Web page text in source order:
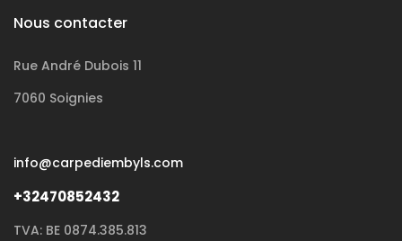
Nous contacter
Rue André Dubois 11
7060 Soignies
info@carpediembyls.com
+32470852432
TVA: BE 0874.385.813